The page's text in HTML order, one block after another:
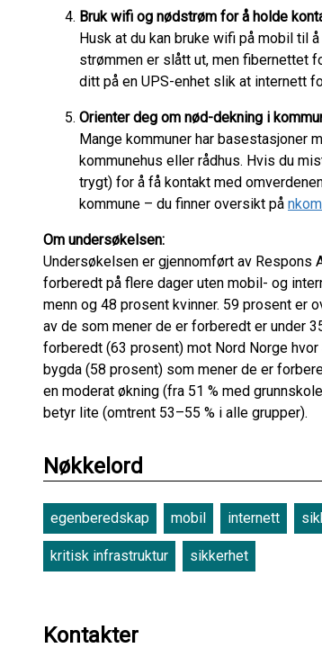
Bruk wifi og nødstrøm for å holde
Husk at du kan bruke wifi på mobil til
strømmen er slått ut, men fibernettet
ditt på en UPS-enhet slik at internett
Orienter deg om nød-dekning i
Mange kommuner har basestasjoner
kommunehus eller rådhus. Hvis du
trygt) for å få kontakt med
kommune – du finner oversikt på
Om undersøkelsen:
Undersøkelsen er gjennomført av Respons
forberedt på flere dager uten mobil- og
menn og 48 prosent kvinner. 59 prosent er
av de som mener de er forberedt er under
forberedt (63 prosent) mot Nord Norge
bygda (58 prosent) som mener de er
en moderat økning (fra 51 % med
betyr lite (omtrent 53–55 % i alle grupper).
Nøkkelord
egenberedskap mobil internett
kritisk infrastruktur sikkerhet
Kontakter